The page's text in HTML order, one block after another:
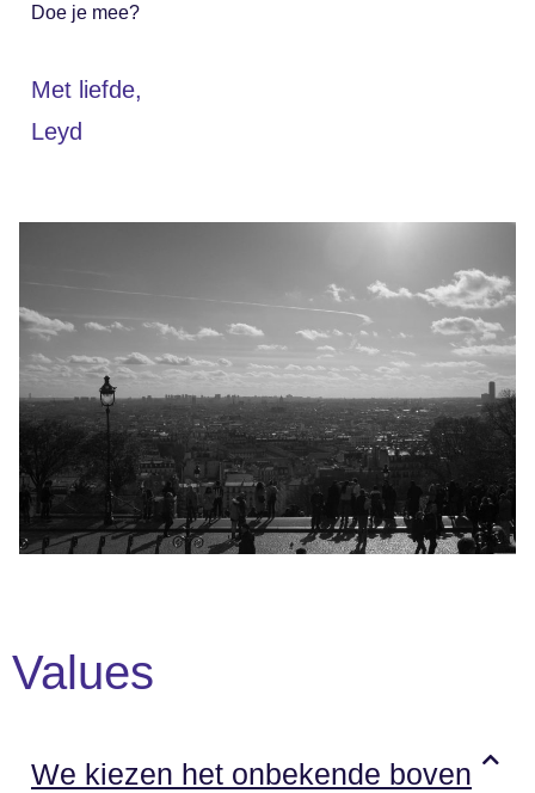
Doe je mee?
Met liefde,
Leyd
Values
We kiezen het onbekende boven